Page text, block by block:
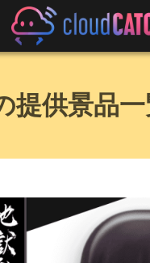
提供景品